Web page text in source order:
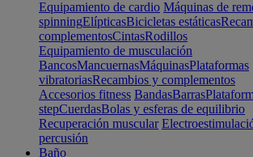
Equipamiento de cardio Máquinas de
spinningElípticasBicicletas estáticas
complementosCintasRodillos
Equipamiento de musculación
BancosMancuernasMáquinasPlataformas
vibratoriasRecambios y complementos
Accesorios fitness BandasBarras
stepCuerdasBolas y esferas de equilibrio
Recuperación muscular
percusión
Baño